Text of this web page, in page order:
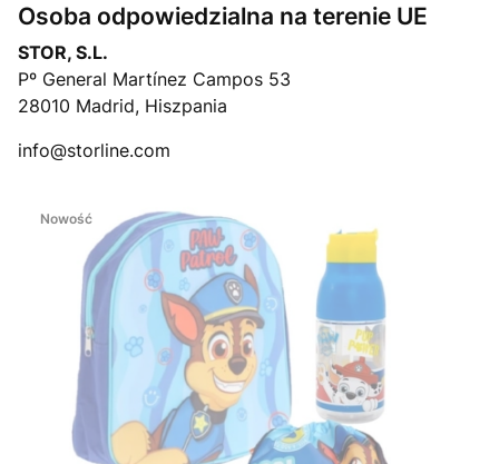
Osoba odpowiedzialna na terenie UE
STOR, S.L.
Pº General Martínez Campos 53
28010 Madrid, Hiszpania
info@storline.com
Nowość